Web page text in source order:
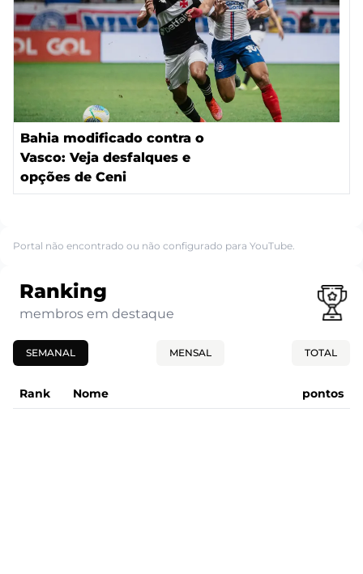
Bahia modificado contra o
Vasco: Veja desfalques e
opções de Ceni
Portal não encontrado ou não configurado para YouTube.
Ranking
membros em destaque
SEMANAL MENSAL TOTAL
Rank Nome pontos